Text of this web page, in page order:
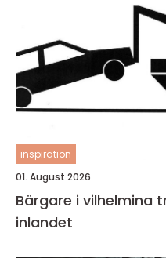
inspiration
01. August 2026
Bärgare i vilhelmina trygg hjälp på vägarna i
inlandet